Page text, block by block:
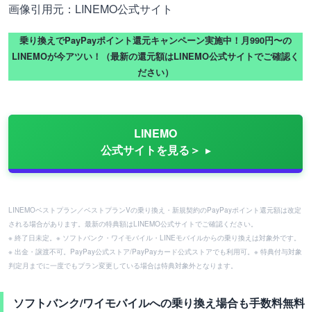
画像引用元：LINEMO公式サイト
乗り換えでPayPayポイント還元キャンペーン実施中！月990円〜の
LINEMOが今アツい！（最新の還元額はLINEMO公式サイトでご確認く
ださい）
LINEMO
公式サイトを見る＞
LINEMOベストプラン／ベストプランVの乗り換え・新規契約のPayPayポイント還元額は改定
される場合があります。最新の特典額はLINEMO公式サイトでご確認ください。
※ 終了日未定。※ ソフトバンク・ワイモバイル・LINEモバイルからの乗り換えは対象外です。
※ 出金・譲渡不可。PayPay公式ストア/PayPayカード公式ストアでも利用可。※ 特典付与対象
判定月までに一度でもプラン変更している場合は特典対象外となります。
ソフトバンク/ワイモバイルへの乗り換え場合も手数料無料